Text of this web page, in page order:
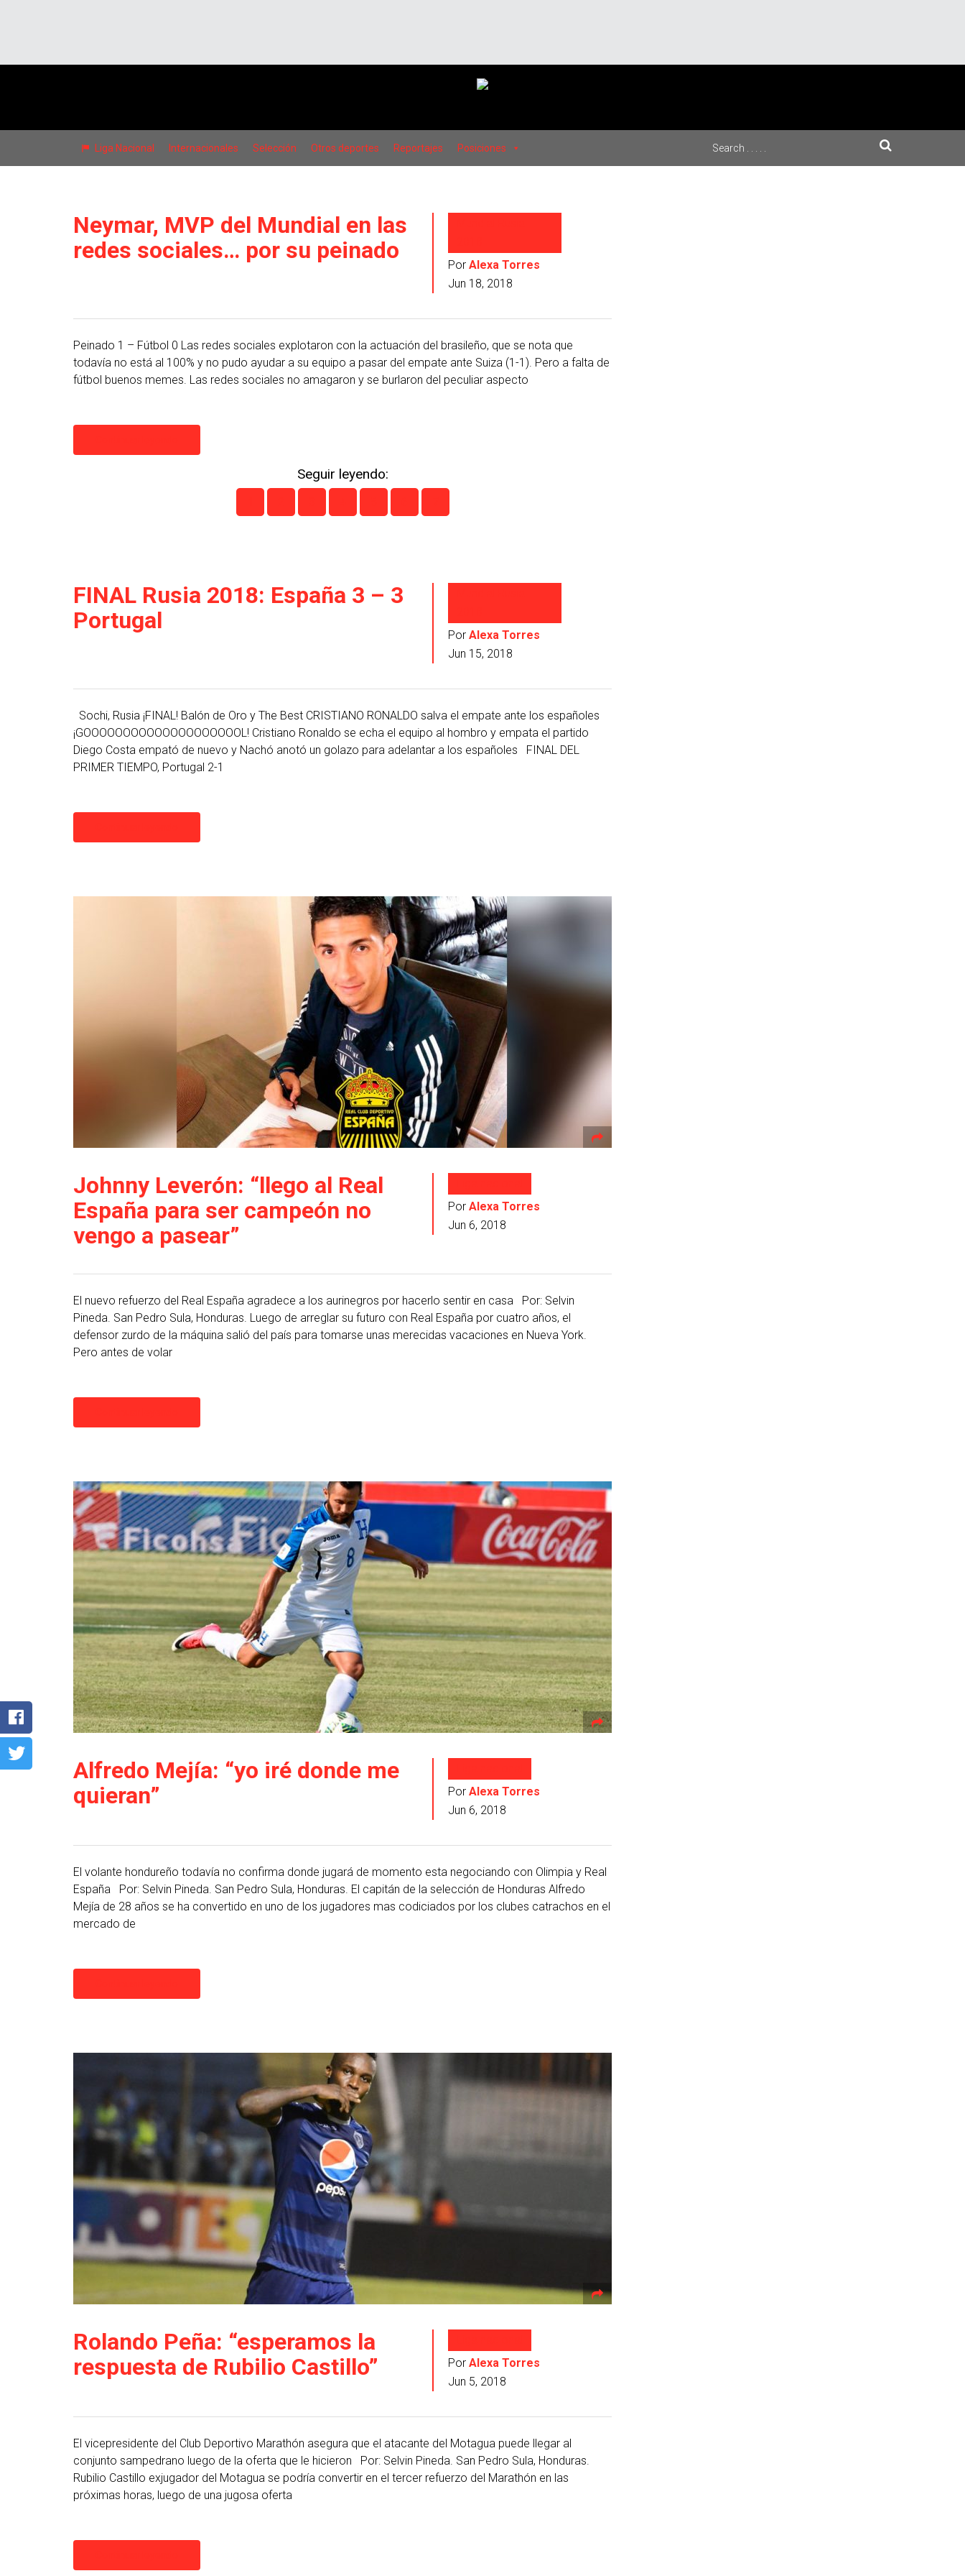
Liga Nacional Internacionales Selección Otros deportes Reportajes Posiciones
Neymar, MVP del Mundial en las
redes sociales… por su peinado
Por Alexa Torres
Jun 18, 2018
Peinado 1 – Fútbol 0 Las redes sociales explotaron con la actuación del brasileño, que se nota que
todavía no está al 100% y no pudo ayudar a su equipo a pasar del empate ante Suiza (1-1). Pero a falta de
fútbol buenos memes. Las redes sociales no amagaron y se burlaron del peculiar aspecto
Seguir leyendo:
FINAL Rusia 2018: España 3 – 3
Portugal
Por Alexa Torres
Jun 15, 2018
Sochi, Rusia ¡FINAL! Balón de Oro y The Best CRISTIANO RONALDO salva el empate ante los españoles
¡GOOOOOOOOOOOOOOOOOOOOL! Cristiano Ronaldo se echa el equipo al hombro y empata el partido
Diego Costa empató de nuevo y Nachó anotó un golazo para adelantar a los españoles FINAL DEL
PRIMER TIEMPO, Portugal 2-1
Johnny Leverón: “llego al Real
España para ser campeón no
vengo a pasear”
Por Alexa Torres
Jun 6, 2018
El nuevo refuerzo del Real España agradece a los aurinegros por hacerlo sentir en casa Por: Selvin
Pineda. San Pedro Sula, Honduras. Luego de arreglar su futuro con Real España por cuatro años, el
defensor zurdo de la máquina salió del país para tomarse unas merecidas vacaciones en Nueva York.
Pero antes de volar
Alfredo Mejía: “yo iré donde me
quieran”
Por Alexa Torres
Jun 6, 2018
El volante hondureño todavía no confirma donde jugará de momento esta negociando con Olimpia y Real
España Por: Selvin Pineda. San Pedro Sula, Honduras. El capitán de la selección de Honduras Alfredo
Mejía de 28 años se ha convertido en uno de los jugadores mas codiciados por los clubes catrachos en el
mercado de
Rolando Peña: “esperamos la
respuesta de Rubilio Castillo”
Por Alexa Torres
Jun 5, 2018
El vicepresidente del Club Deportivo Marathón asegura que el atacante del Motagua puede llegar al
conjunto sampedrano luego de la oferta que le hicieron Por: Selvin Pineda. San Pedro Sula, Honduras.
Rubilio Castillo exjugador del Motagua se podría convertir en el tercer refuerzo del Marathón en las
próximas horas, luego de una jugosa oferta